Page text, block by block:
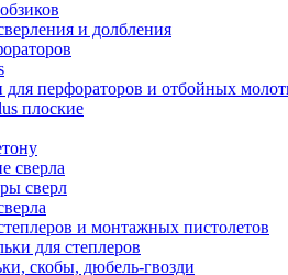
и долбления
для перфораторов и отбойных
плоские
сверла
сверл
и монтажных пистолетов
для степлеров
скобы, дюбель-гвозди